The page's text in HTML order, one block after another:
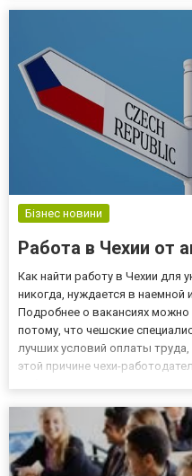
Бізнес новини
Работа в Чехии от
Как найти работу в Чехии для
никогда, нуждается в наемной
Подробнее о вакансиях
потому, что чешские
лучших условий оплаты
этой причине чехи-